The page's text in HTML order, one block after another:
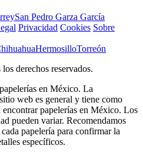
San Pedro Garza García
Privacidad Cookies Sobre
HermosilloTorreón
derechos reservados.
en México. La
web es general y tiene como
papelerías en México. Los
pueden variar. Recomendamos
papelería para confirmar la
específicos.